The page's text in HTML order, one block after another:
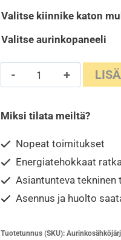
Valitse kiinnike katon
Valitse aurinkopaneeli
22
paneelin
täysmustat
paneelit
määrä
Miksi tilata meiltä?
Nopeat toimitukset
Energiatehokkaat
Asiantunteva tekninen
Asennus ja huolto
Tuotetunnus (SKU):